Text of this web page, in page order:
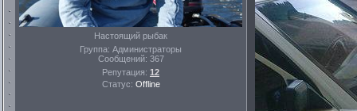
Настоящий рыбак
Группа: Администраторы
Сообщений: 367
Репутация: 12
Статус: Offline